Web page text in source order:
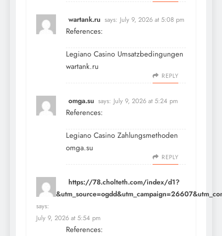
wartank.ru says: July 9, 2026 at 5:08 pm
References:
Legiano Casino Umsatzbedingungen
wartank.ru
REPLY
omga.su says: July 9, 2026 at 5:24 pm
References:
Legiano Casino Zahlungsmethoden
omga.su
REPLY
https://78.cholteth.com/index/d1?
says:
July 9, 2026 at 5:54 pm
References: